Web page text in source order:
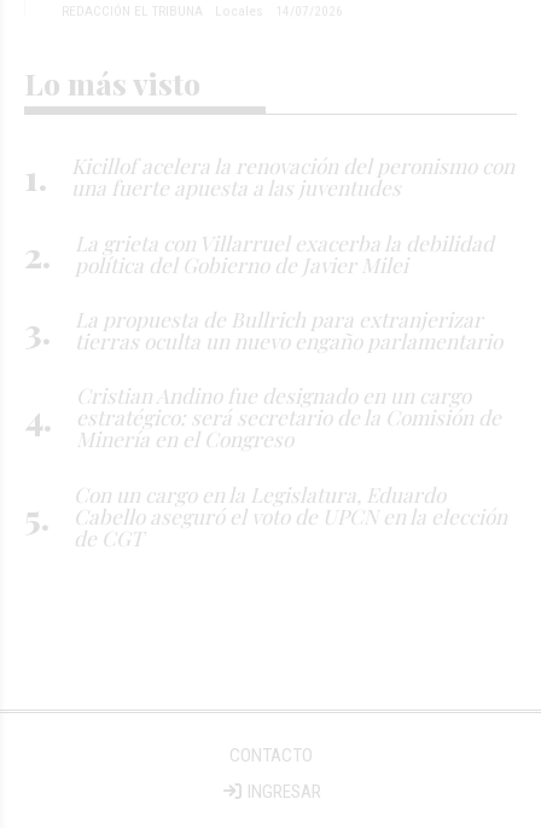
REDACCIÓN EL TRIBUNA Locales 14/07/2026
Lo más visto
Kicillof acelera la renovación del peronismo con
una fuerte apuesta a las juventudes
La grieta con Villarruel exacerba la debilidad
política del Gobierno de Javier Milei
La propuesta de Bullrich para extranjerizar
tierras oculta un nuevo engaño parlamentario
Cristian Andino fue designado en un cargo
estratégico: será secretario de la Comisión de
Minería en el Congreso
Con un cargo en la Legislatura, Eduardo
Cabello aseguró el voto de UPCN en la elección
de CGT
CONTACTO
INGRESAR